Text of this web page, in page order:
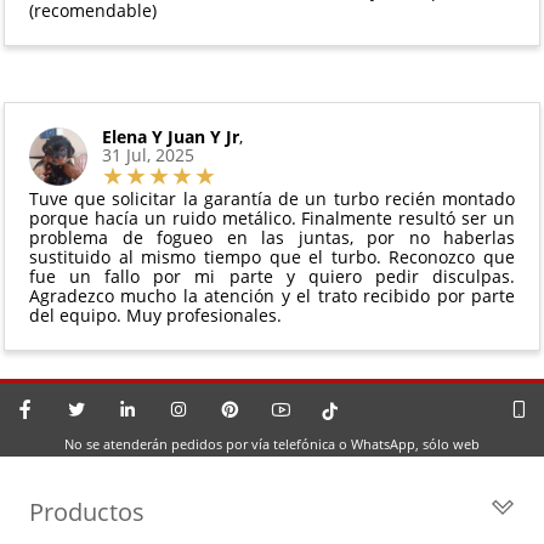
(recomendable)
Elena Y Juan Y Jr,
31 Jul, 2025
Tuve que solicitar la garantía de un turbo recién montado
porque hacía un ruido metálico. Finalmente resultó ser un
problema de fogueo en las juntas, por no haberlas
sustituido al mismo tiempo que el turbo. Reconozco que
fue un fallo por mi parte y quiero pedir disculpas.
Agradezco mucho la atención y el trato recibido por parte
del equipo. Muy profesionales.
No se atenderán pedidos por vía telefónica o WhatsApp, sólo web
Productos